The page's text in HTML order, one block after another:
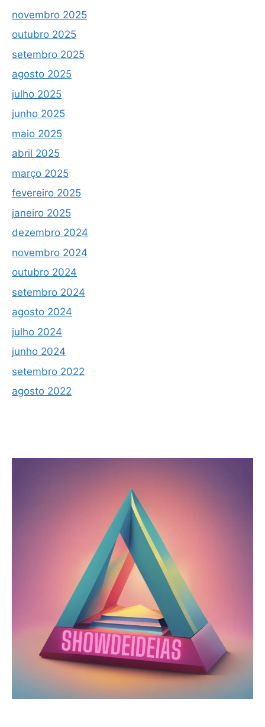
novembro 2025
outubro 2025
setembro 2025
agosto 2025
julho 2025
junho 2025
maio 2025
abril 2025
março 2025
fevereiro 2025
janeiro 2025
dezembro 2024
novembro 2024
outubro 2024
setembro 2024
agosto 2024
julho 2024
junho 2024
setembro 2022
agosto 2022